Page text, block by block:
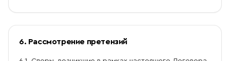
6. Рассмотрение претензий